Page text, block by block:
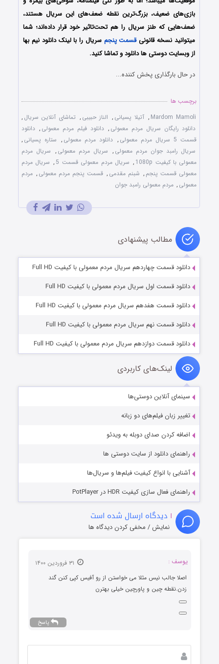
بازی‌های ضعیف، بزرگ‌ترین نقطه ضعف‌های این سریال هستند،
ضعف‌هایی که طنز سریال را هم تحت‌تاثیر خود قرار داده‌اند؛ شما
میتوانید نسخه قانونیقسمت پنجم سریال را با لینک دانلود نیم بها
از وبسایت دوستی ها دانلود و تماشا کنید.
در حال بارگذاری پخش کننده...
برچسب ها
Mardom Mamoli
, آتیلا پسیانی , الناز حبیبی , تماشای آنلاین سریال ,
دانلود رایگان سریال مردم معمولی , دانلود فیلم مردم معمولی , دانلود
قسمت 5 سریال مردم معمولی
, دانلود مردم معمولی , ستاره پسیانی ,
سریال رامبد جوان مردم معمولی , سریال مردم معمولی , سریال مردم
معمولی با کیفیت 1080p
, سریال مردم معمولی قسمت 5 , سریال مردم
معمولی قسمت پنجم , شبنم مقدمی , قسمت پنجم مردم معمولی , مردم
معمولی , مردم معمولی رامبد جوان
مطالب پیشنهادی
دانلود قسمت چهاردهم سریال مردم معمولی با کیفیت Full HD
دانلود قسمت اول سریال مردم معمولی با کیفیت Full HD
دانلود قسمت هفدهم سریال مردم معمولی با کیفیت Full HD
دانلود قسمت نهم سریال مردم معمولی با کیفیت Full HD
دانلود قسمت دوازدهم سریال مردم معمولی با کیفیت Full HD
لینک‌های کاربردی
سینمای آنلاین دوستی‌ها
تغییر زبان فیلم‌های دو زبانه
اضافه کردن صدای دوبله به ویدئو
راهنمای دانلود از سایت دوستی ها
آشنایی با انواع کیفیت فیلم‌ها و سریال‌ها
راهنمای فعال سازی کیفیت HDR در PotPlayer
۱ دیدگاه ارسال شده است
نمایش / مخفی کردن دیدگاه ها
یوسف :
اصلا جالب نیس مثلا می خواستن از رو آفیس کپی کنن گند
زدن.نقطه چین و پاورچین خیلی بهترن
پاسخ